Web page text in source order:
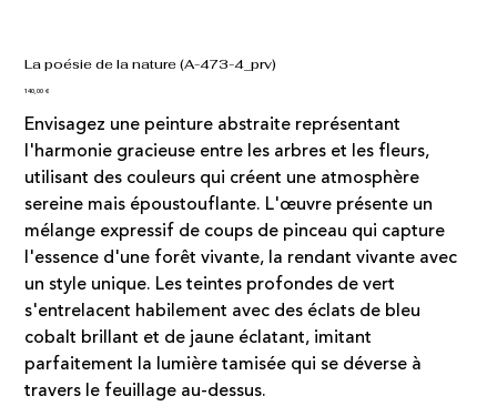
La poésie de la nature (A-473-4_prv)
Prix
140,00 €
Envisagez une peinture abstraite représentant
l'harmonie gracieuse entre les arbres et les fleurs,
utilisant des couleurs qui créent une atmosphère
sereine mais époustouflante. L'œuvre présente un
mélange expressif de coups de pinceau qui capture
l'essence d'une forêt vivante, la rendant vivante avec
un style unique. Les teintes profondes de vert
s'entrelacent habilement avec des éclats de bleu
cobalt brillant et de jaune éclatant, imitant
parfaitement la lumière tamisée qui se déverse à
travers le feuillage au-dessus.